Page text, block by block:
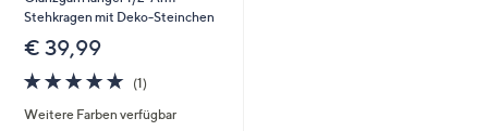
Stehkragen mit Deko-Steinchen
€ 39,99
5.0
von
5
(1)1
Weitere Farben verfügbar